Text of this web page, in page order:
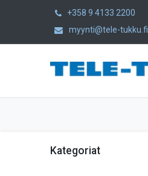
+358 9 4133 2200
myynti@tele-tukku.fi
Kategoriat